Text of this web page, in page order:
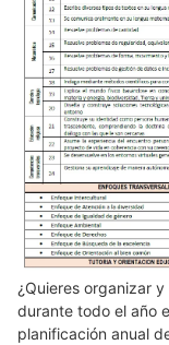
¿Quieres organizar
durante todo el año
planificación anual